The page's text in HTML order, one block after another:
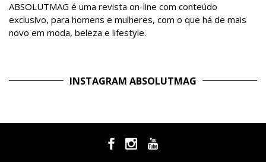
ABSOLUTMAG é uma revista on-line com conteúdo
exclusivo, para homens e mulheres, com o que há de mais
novo em moda, beleza e lifestyle.
INSTAGRAM ABSOLUTMAG